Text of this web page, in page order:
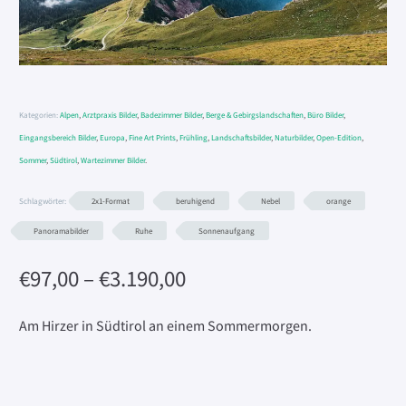
Kategorien:Alpen Arztpraxis Bilder, Badezimmer Bilder, Berge & Gebirgslandschaften Büro Bilder,
Eingangsbereich Bilder, Europa Fine Art Prints Frühling Landschaftsbilder, Naturbilder, Open-Edition
Sommer, Südtirol Wartezimmer Bilder.
Schlagwörter: 2x1-Format beruhigend Nebel orange
Panoramabilder Ruhe Sonnenaufgang
€97,00–€3.190,00Preisspanne:
bis
Am Hirzer in Südtirol an einem Sommermorgen.